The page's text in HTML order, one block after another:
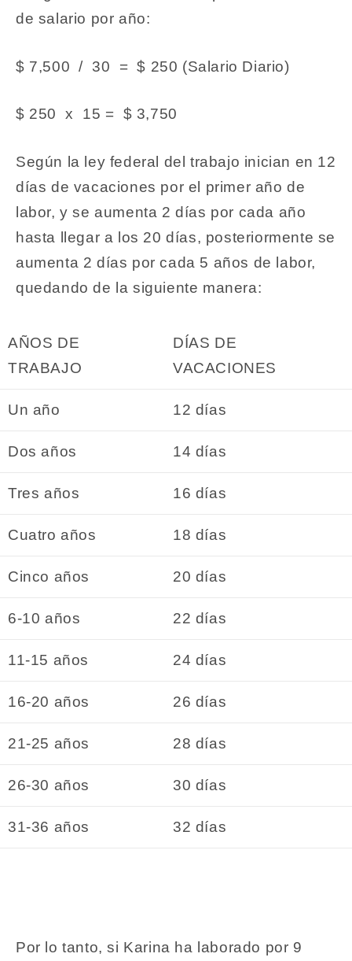
de salario por año:
$ 7,500 / 30 = $ 250 (Salario Diario)
$ 250 x 15 = $ 3,750
Según la ley federal del trabajo inician en 12
días de vacaciones por el primer año de
labor, y se aumenta 2 días por cada año
hasta llegar a los 20 días, posteriormente se
aumenta 2 días por cada 5 años de labor,
quedando de la siguiente manera:
AÑOS DE
TRABAJO
DÍAS DE
VACACIONES
Un año 12 días
Dos años 14 días
Tres años 16 días
Cuatro años 18 días
Cinco años 20 días
6-10 años 22 días
11-15 años 24 días
16-20 años 26 días
21-25 años 28 días
26-30 años 30 días
31-36 años 32 días
Por lo tanto, si Karina ha laborado por 9